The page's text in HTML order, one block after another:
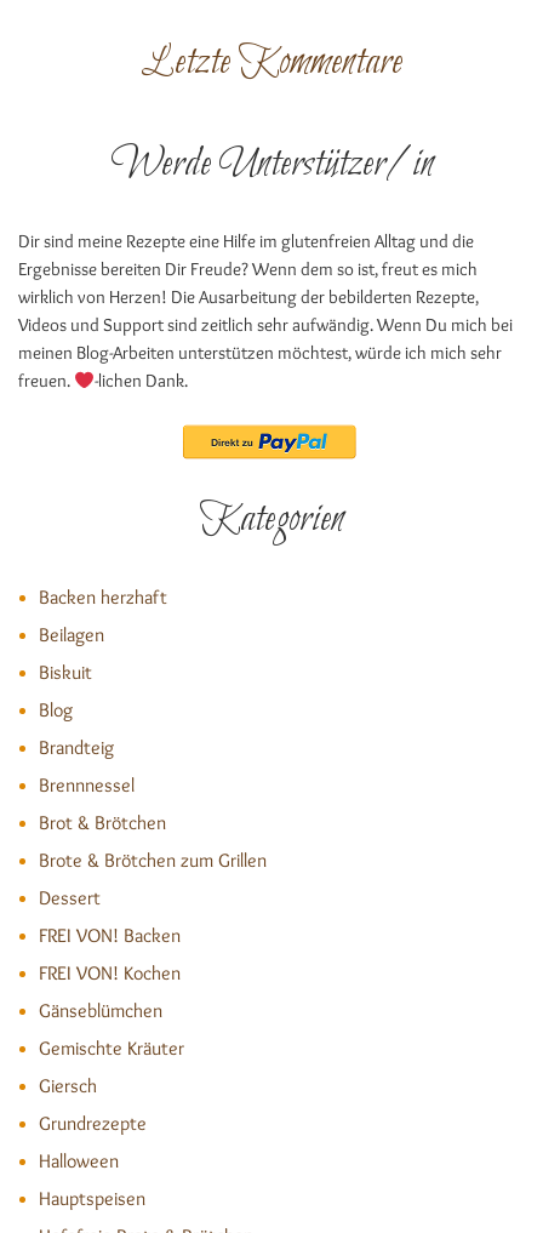
Letzte Kommentare
Werde Unterstützer/in
Dir sind meine Rezepte eine Hilfe im glutenfreien Alltag und die
Ergebnisse bereiten Dir Freude? Wenn dem so ist, freut es mich
wirklich von Herzen! Die Ausarbeitung der bebilderten Rezepte,
Videos und Support sind zeitlich sehr aufwändig. Wenn Du mich bei
meinen Blog-Arbeiten unterstützen möchtest, würde ich mich sehr
freuen.
-lichen Dank.
Kategorien
Backen herzhaft
Beilagen
Biskuit
Blog
Brandteig
Brennnessel
Brot & Brötchen
Brote & Brötchen zum Grillen
Dessert
FREI VON! Backen
FREI VON! Kochen
Gänseblümchen
Gemischte Kräuter
Giersch
Grundrezepte
Halloween
Hauptspeisen